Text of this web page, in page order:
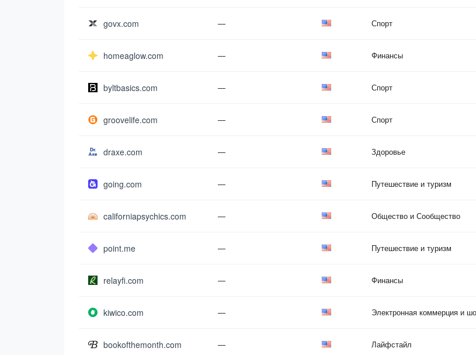
govx.com — Спорт
homeaglow.com — Финансы
byltbasics.com — Спорт
groovelife.com — Спорт
draxe.com — Здоровье
going.com — Путешествие и туризм
californiapsychics.com — Общество и Сообщество
point.me — Путешествие и туризм
relayfi.com — Финансы
kiwico.com — Электронная коммерция и
bookofthemonth.com — Лайфстайл